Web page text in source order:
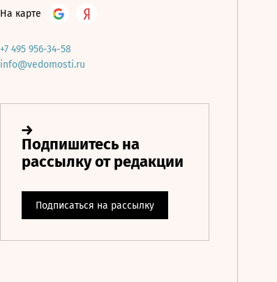
На карте
+7 495 956-34-58
info@vedomosti.ru